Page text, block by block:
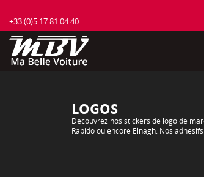
+33 (0)5 17 81 04 40
LOGOS
Découvrez nos stickers de logo de
Rapido ou encore Elnagh. Nos